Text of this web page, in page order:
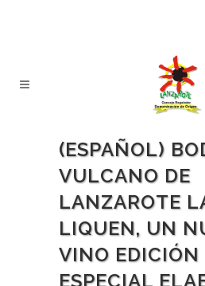
(ESPAÑOL)
VULCANO DE
LANZAROTE
LIQUEN, UN
VINO EDICIÓN
ESPECIAL